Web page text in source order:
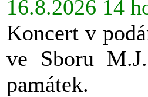
16.8.2026 14
Koncert v
ve Sboru
památek.